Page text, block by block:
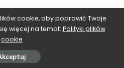
cookie, aby poprawić Twoje
więcej na temat: Polityki plików
cookie